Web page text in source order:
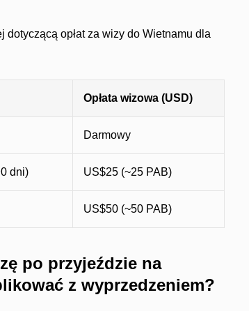
opłat za wizy do Wietnamu dla
Opłata wizowa (USD)
Darmowy
dni) US$25 (~25 PAB)
US$50 (~50 PAB)
po przyjeździe na
z wyprzedzeniem?